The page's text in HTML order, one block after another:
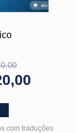
com traduções